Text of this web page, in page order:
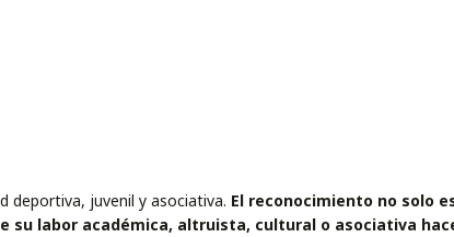
deportiva, juvenil y asociativa. El reconocimiento no solo
su labor académica, altruista, cultural o asociativa